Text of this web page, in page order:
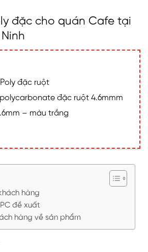
đặc cho quán Cafe tại
Poly đặc ruột
polycarbonate đặc ruột 4.6mmm
– màu trắng
hàng
đề xuất
hàng về sản phẩm